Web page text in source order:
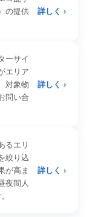
の提供
詳しく ›
ーサイ
エリア
対象物
問い合
詳しく ›
るエリ
絞り込
が高ま
夜間人
詳しく ›